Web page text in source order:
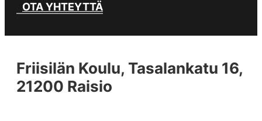
OTA YHTEYTTÄ
Friisilän Koulu, Tasalankatu 16,
21200 Raisio